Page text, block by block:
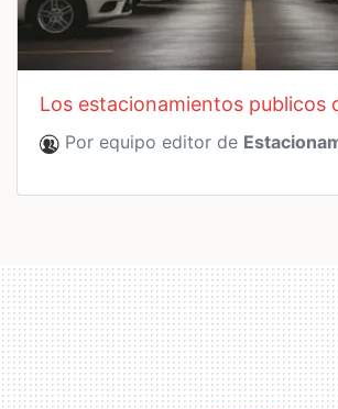
los estacionamientos publicos
Por equipo editor de